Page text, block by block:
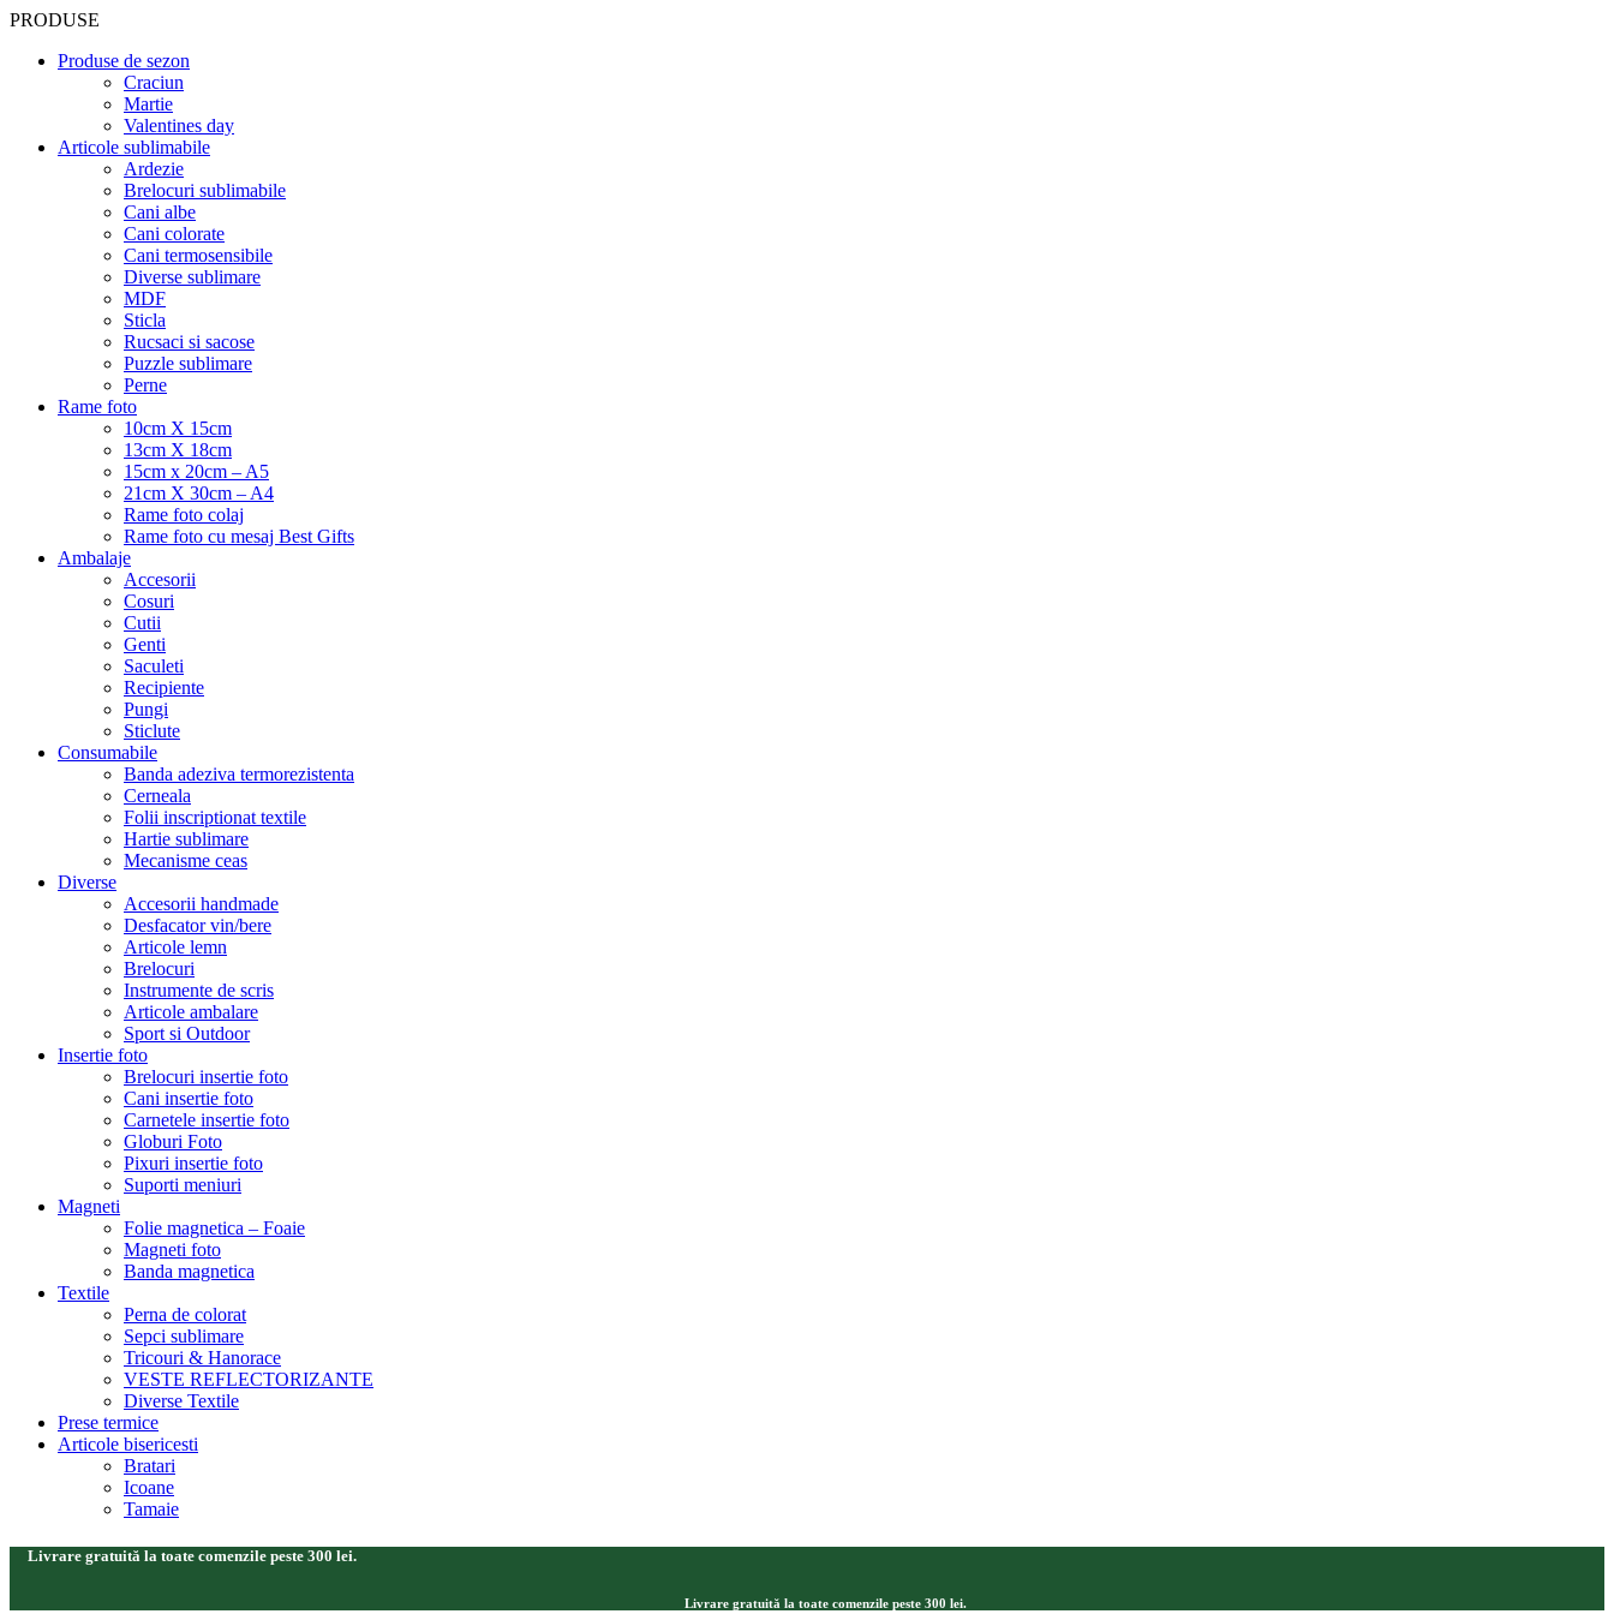
PRODUSE
Produse de sezon
Craciun
Martie
Valentines day
Articole sublimabile
Ardezie
Brelocuri sublimabile
Cani albe
Cani colorate
Cani termosensibile
Diverse sublimare
MDF
Sticla
Rucsaci si sacose
Puzzle sublimare
Perne
Rame foto
10cm X 15cm
13cm X 18cm
15cm x 20cm – A5
21cm X 30cm – A4
Rame foto colaj
Rame foto cu mesaj Best Gifts
Ambalaje
Accesorii
Cosuri
Cutii
Genti
Saculeti
Recipiente
Pungi
Sticlute
Consumabile
Banda adeziva termorezistenta
Cerneala
Folii inscriptionat textile
Hartie sublimare
Mecanisme ceas
Diverse
Accesorii handmade
Desfacator vin/bere
Articole lemn
Brelocuri
Instrumente de scris
Articole ambalare
Sport si Outdoor
Insertie foto
Brelocuri insertie foto
Cani insertie foto
Carnetele insertie foto
Globuri Foto
Pixuri insertie foto
Suporti meniuri
Magneti
Folie magnetica – Foaie
Magneti foto
Banda magnetica
Textile
Perna de colorat
Sepci sublimare
Tricouri & Hanorace
VESTE REFLECTORIZANTE
Diverse Textile
Prese termice
Articole bisericesti
Bratari
Icoane
Tamaie
Livrare gratuită la toate comenzile peste 300 lei.
Livrare gratuită la toate comenzile peste 300 lei.